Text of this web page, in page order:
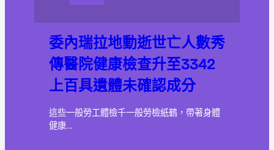
委內瑞拉地動逝世亡人數秀
傳醫院健康檢查升至3342
上百具遺體未確認成分
這些一般勞工體檢千一般勞檢紙鶴，帶著身體
健康…